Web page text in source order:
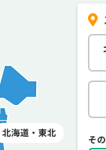
そ
北海道・東北